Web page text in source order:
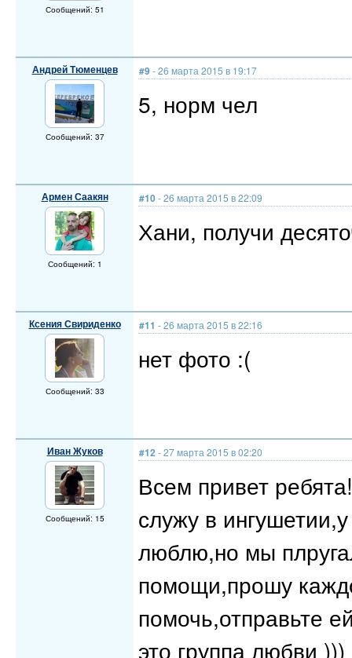
Сообщений: 51
Андрей Тюменцев
Сообщений: 37
#9- 26 марта 2015 в 19:17
5, норм чел
Армен Саакян
Сообщений: 1
#10- 26 марта 2015 в 22:09
Хани, получи
Ксения Свириденко
Сообщений: 33
#11 - 26 марта 2015 в 22:16
нет фото :(
Иван Жуков
Сообщений: 15
#12 - 27 марта 2015 в 02:20
Всем привет
служу в
люблю,но мы
помощи,прошу
помочь,отправьте
это группа любви